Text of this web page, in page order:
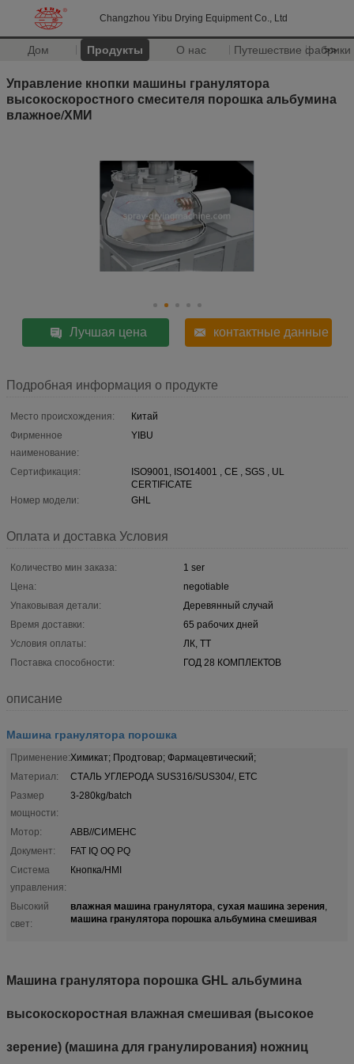
Changzhou Yibu Drying Equipment Co., Ltd
Дом Продукты О нас Путешествие фабрики
>>
Управление кнопки машины гранулятора
высокоскоростного смесителя порошка альбумина
влажное/ХМИ
Лучшая цена контактные данные
Подробная информация о продукте
Место происхождения:
Китай
Фирменное
наименование:
YIBU
Сертификация:
ISO9001, ISO14001 , CE , SGS , UL
CERTIFICATE
Номер модели:
GHL
Оплата и доставка Условия
Количество мин заказа:
1 ser
Цена:
negotiable
Упаковывая детали:
Деревянный случай
Время доставки:
65 рабочих дней
Условия оплаты:
ЛК, ТТ
Поставка способности:
ГОД 28 КОМПЛЕКТОВ
описание
Машина гранулятора порошка
Применение:Химикат; Продтовар; Фармацевтический;
Материал:
СТАЛЬ УГЛЕРОДА SUS316/SUS304/, ETC
Размер
мощности:
3-280kg/batch
Мотор:
ABB//СИМЕНС
Документ:
FAT IQ OQ PQ
Система
управления:
Кнопка/HMI
Высокий
свет:
влажная машина гранулятора, сухая машина зерения,
машина гранулятора порошка альбумина смешивая
Машина гранулятора порошка GHL альбумина
высокоскоростная влажная смешивая (высокое
зерение) (машина для гранулирования) ножниц